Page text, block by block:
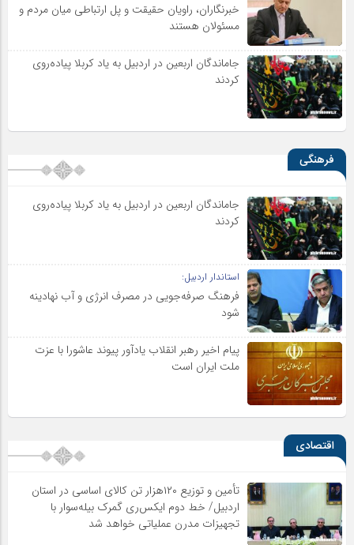
خبرنگاران، راویان حقیقت و پل ارتباطی میان مردم و
مسئولان هستند
جاماندگان اربعین در اردبیل به یاد کربلا پیاده‌روی
کردند
فرهنگی
جاماندگان اربعین در اردبیل به یاد کربلا پیاده‌روی
کردند
استاندار اردبیل:
فرهنگ صرفه‌جویی در مصرف انرژی و آب نهادینه
شود
پیام اخیر رهبر انقلاب یادآور پیوند عاشورا با عزت
ملت ایران است
اقتصادی
تأمین و توزیع ۱۲۰هزار تن کالای اساسی در استان
اردبیل/ خط دوم ایکس‌ری گمرک بیله‌سوار با
تجهیزات مدرن عملیاتی خواهد شد